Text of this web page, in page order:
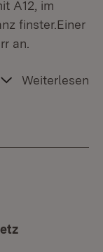
A12, im
finster.Einer
an.
Weiterlesen